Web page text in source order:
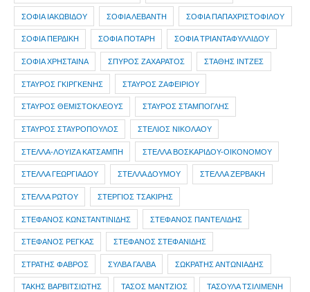
ΣΟΦΙΑ ΙΑΚΩΒΙΔΟΥ ΣΟΦΙΑ ΛΕΒΑΝΤΗ ΣΟΦΙΑ ΠΑΠΑΧΡΙΣΤΟΦΙΛΟΥ
ΣΟΦΙΑ ΠΕΡΔΙΚΗ ΣΟΦΙΑ ΠΟΤΑΡΗ ΣΟΦΙΑ ΤΡΙΑΝΤΑΦΥΛΛΙΔΟΥ
ΣΟΦΙΑ ΧΡΗΣΤΑΙΝΑ ΣΠΥΡΟΣ ΖΑΧΑΡΑΤΟΣ ΣΤΑΘΗΣ ΙΝΤΖΕΣ
ΣΤΑΥΡΟΣ ΓΚΙΡΓΚΕΝΗΣ ΣΤΑΥΡΟΣ ΖΑΦΕΙΡΙΟΥ
ΣΤΑΥΡΟΣ ΘΕΜΙΣΤΟΚΛΕΟΥΣ ΣΤΑΥΡΟΣ ΣΤΑΜΠΟΓΛΗΣ
ΣΤΑΥΡΟΣ ΣΤΑΥΡΟΠΟΥΛΟΣ ΣΤΕΛΙΟΣ ΝΙΚΟΛΑΟΥ
ΣΤΕΛΛΑ-ΛΟΥΙΖΑ ΚΑΤΣΑΜΠΗ ΣΤΕΛΛΑ ΒΟΣΚΑΡΙΔΟΥ-ΟΙΚΟΝΟΜΟΥ
ΣΤΕΛΛΑ ΓΕΩΡΓΙΑΔΟΥ ΣΤΕΛΛΑ ΔΟΥΜΟΥ ΣΤΕΛΛΑ ΖΕΡΒΑΚΗ
ΣΤΕΛΛΑ ΡΩΤΟΥ ΣΤΕΡΓΙΟΣ ΤΣΑΚΙΡΗΣ
ΣΤΕΦΑΝΟΣ ΚΩΝΣΤΑΝΤΙΝΙΔΗΣ ΣΤΕΦΑΝΟΣ ΠΑΝΤΕΛΙΔΗΣ
ΣΤΕΦΑΝΟΣ ΡΕΓΚΑΣ ΣΤΕΦΑΝΟΣ ΣΤΕΦΑΝΙΔΗΣ
ΣΤΡΑΤΗΣ ΦΑΒΡΟΣ ΣΥΛΒΑ ΓΑΛΒΑ ΣΩΚΡΑΤΗΣ ΑΝΤΩΝΙΑΔΗΣ
ΤΑΚΗΣ ΒΑΡΒΙΤΣΙΩΤΗΣ ΤΑΣΟΣ ΜΑΝΤΖΙΟΣ ΤΑΣΟΥΛΑ ΤΣΙΛΙΜΕΝΗ